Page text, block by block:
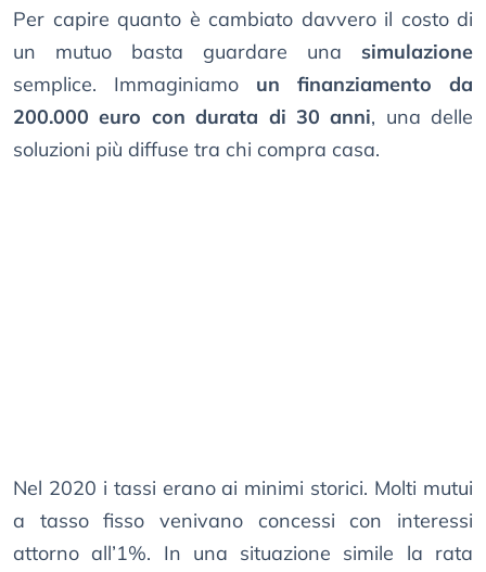
Per capire quanto è cambiato davvero il costo di
un mutuo basta guardare una simulazione
semplice. Immaginiamo un finanziamento da
200.000 euro con durata di 30 anni, una delle
soluzioni più diffuse tra chi compra casa.
Nel 2020 i tassi erano ai minimi storici. Molti mutui
a tasso fisso venivano concessi con interessi
attorno all’1%. In una situazione simile la rata